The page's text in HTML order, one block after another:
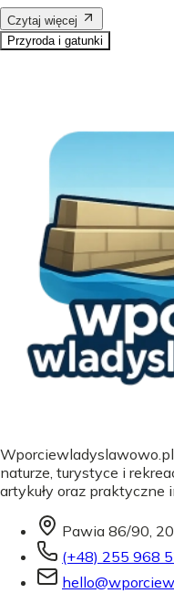
Czytaj więcej
Przyroda i gatunki
naturze, turystyce i
artykuły oraz praktyczne
Pawia 86/90,
(+48) 255 968